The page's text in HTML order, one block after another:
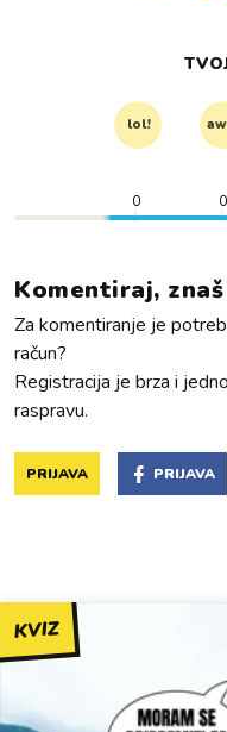
lol!
0 0
Komentiraj,
Za komentiranje je
račun?
Registracija je brza i
raspravu.
PRIJAVA PRIJAVA
KVIZ